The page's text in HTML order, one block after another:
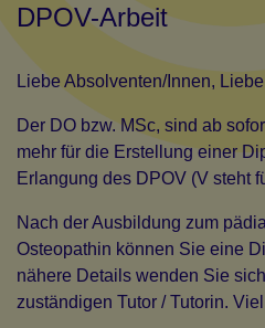
DPOV-Arbeit
Liebe Absolventen/Innen,
Der DO bzw. MSc, sind ab
mehr für die Erstellung einer
Erlangung des DPOV (V steht
Nach der Ausbildung zum
Osteopathin können Sie eine
nähere Details wenden Sie
zuständigen Tutor / Tutorin.